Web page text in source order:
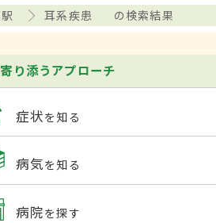
耳系疾患 の検索結果
り添うアプローチ
症状を知る
病気を知る
病院を探す